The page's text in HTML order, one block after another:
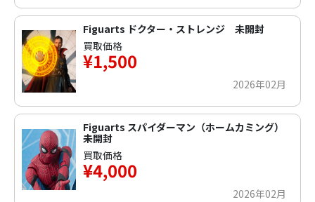
Figuarts ドクター・ストレンジ 未開封
買取価格
¥1,500
2026年02月
Figuarts スパイダーマン（ホームカミング）
未開封
買取価格
¥4,000
2026年02月